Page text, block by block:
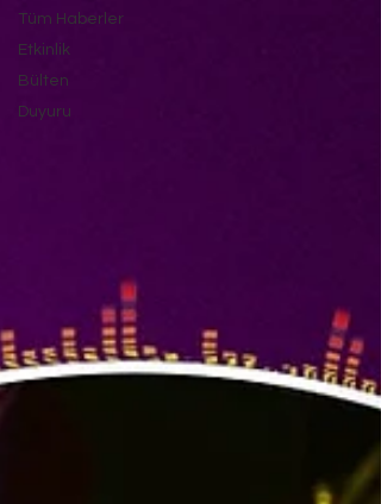
Tüm Haberler
Etkinlik
Bülten
Duyuru